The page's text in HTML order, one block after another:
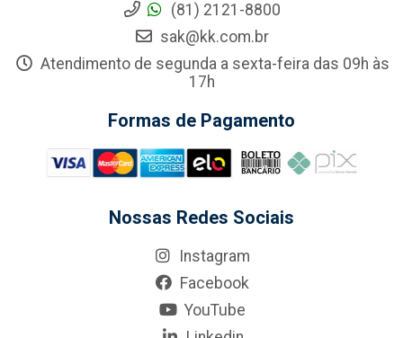
(81) 2121-8800
sak@kk.com.br
Atendimento de segunda a sexta-feira das 09h às
17h
Formas de Pagamento
Nossas Redes Sociais
Instagram
Facebook
YouTube